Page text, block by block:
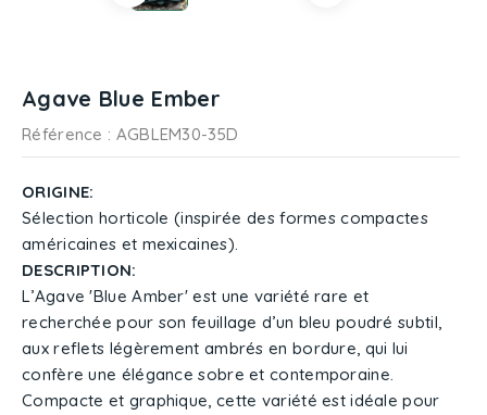
Agave Blue Ember
Référence : AGBLEM30-35D
ORIGINE:
Sélection horticole (inspirée des formes compactes
américaines et mexicaines).
DESCRIPTION:
L’Agave 'Blue Amber' est une variété rare et
recherchée pour son feuillage d’un bleu poudré subtil,
aux reflets légèrement ambrés en bordure, qui lui
confère une élégance sobre et contemporaine.
Compacte et graphique, cette variété est idéale pour